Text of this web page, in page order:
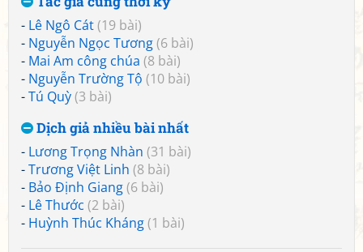
- Lê Ngô Cát(19 bài)
- Nguyễn Ngọc Tương(6 bài)
- Mai Am công chúa (8 bài)
- Nguyễn Trường Tộ (10 bài)
-Tú Quỳ(3 bài)
Dịch giả nhiều bài nhất
- Lương Trọng Nhàn (31 bài)
-Trương Việt Linh (8 bài)
- Bảo Định Giang(6 bài)
- Lê Thước (2 bài)
- Huỳnh Thúc Kháng(1 bài)